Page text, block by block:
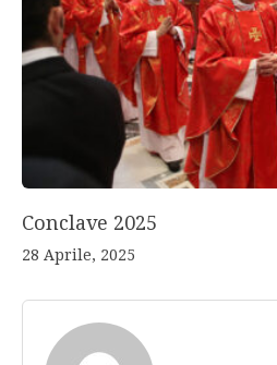
Conclave 2025
28 Aprile, 2025